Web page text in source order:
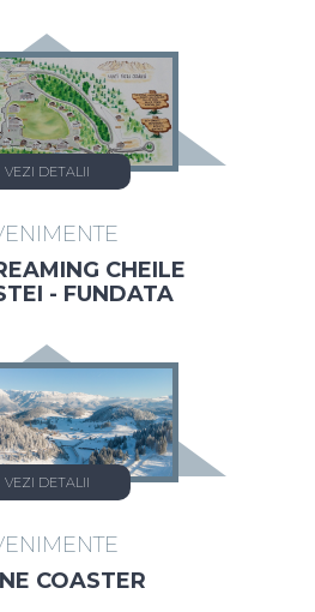
VEZI DETALII
CHEILE
- FUNDATA
VEZI DETALII
COASTER